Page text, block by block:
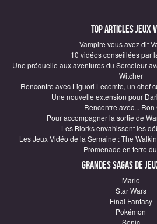
Top articles Jeux
Vampire vous avez dit
10 vidéos conseillées par
Une préquelle aux aventures du Sorceleur
Witcher
Rencontre avec Liguori Lecomte, un chef
Une nouvelle extension pour
Rencontre avec... Ron
Pour accompagner la sortie de
Les Blorks envahissent les
Les Jeux Vidéo de la Semaine : The
Promenade en terre
Grandes sagas de
Mario
Star Wars
Final Fantasy
Pokémon